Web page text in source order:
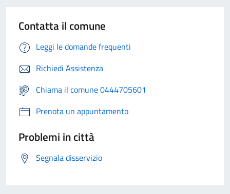
Contatta il comune
Leggi le domande frequenti
Richiedi Assistenza
Chiama il comune 0444705601
Prenota un appuntamento
Problemi in città
Segnala disservizio